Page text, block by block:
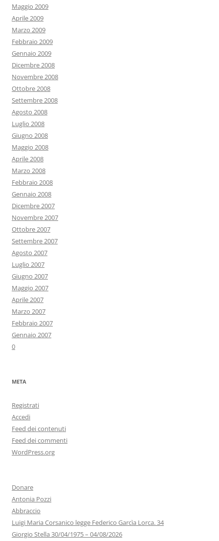
Maggio 2009
Aprile 2009
Marzo 2009
Febbraio 2009
Gennaio 2009
Dicembre 2008
Novembre 2008
Ottobre 2008
Settembre 2008
Agosto 2008
Luglio 2008
Giugno 2008
Maggio 2008
Aprile 2008
Marzo 2008
Febbraio 2008
Gennaio 2008
Dicembre 2007
Novembre 2007
Ottobre 2007
Settembre 2007
Agosto 2007
Luglio 2007
Giugno 2007
Maggio 2007
Aprile 2007
Marzo 2007
Febbraio 2007
Gennaio 2007
0
META
Registrati
Accedi
Feed dei contenuti
Feed dei commenti
WordPress.org
Donare
Antonia Pozzi
Abbraccio
Luigi Maria Corsanico legge Federico Garcìa Lorca. 34
Giorgio Stella 30/04/1975 – 04/08/2026